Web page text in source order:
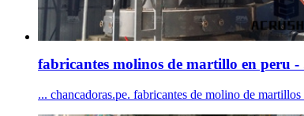
fabricantes molinos de martillo en peru -
... chancadoras.pe. fabricantes de molino de